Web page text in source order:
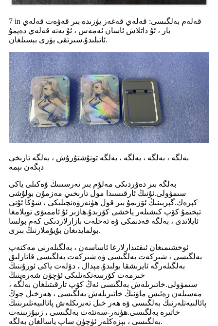
7 in قەلەم بەلگىسى: قەلەي قەغەز يۈزىدە بىر قەۋەت قەلەي
بار ، ئۇ داتلاش ئاسان ئەمەس ، ئۇ يەنە قەلەي دەپمۇ
ئاتىلىدۇ.سىرتقى يۈزى بېسىلغان.
بەلگە ، بەلگە ، بەلگە ، بەلگە تونۇشتۇرۇش ، بەلگە تارىخى
دېگەن نېمە
بەلگە بىر دەۋردىكى مەلۇم بىر نەرسىنىڭ ۋەكىلى ياكى
سىمۋولى.ئۇنىڭ ئارقىسىدا مول تارىخىي مەزمۇن بولۇشى
كېرەك.گېربىنىڭ ئۆزىمۇ بىر قول ھۈنەرۋەنچىلىكى ، شۇڭا ئۇنى
تېخىمۇ كۆپ كىشىلەر ياخشى كۆرىدۇ.ھازىر ئۇ ئاممىۋى توپلامغا
ئايلاندى ، بەلگە قەدىمكى ۋە ئەخلەت بازارلاردىكى كەم بولسا
بولمايدىغان بۇيۇملارنىڭ بىرى.
ئوخشىمىغان ئىقتىدارلارغا ئاساسەن ، بەلگىلەرنى مەكتەپ
بەلگىسى ، شىركەت بەلگىسى ۋە شىركەت بەلگىسى قاتارلىق
بەلگىلەرگە ئايرىشقا بولىدۇ.مېدال ، دۆلەت ياكى ئورۇننىڭ
خىزمەت كۆرسەتكەنلىكى ئۈچۈن شەرەپنىڭ
سىمۋولى.خاتىرىلەش بەلگىسى ئەڭ كۆپ تارقىتىلغان بەلگە ،
مەسىلەن رەئىس ماۋنىڭ خاتىرىلەش بەلگىسى ، ھەرخىل چوڭ
پائالىيەتلەرنىڭ بەلگىسى ۋە ھەر خىل تەبرىكلەش پائالىيەتلىرىنىڭ
خاتىرە بەلگىسى.ھۈنەر-سەنئەت بەلگىسى ، زىبۇزىننەت
بەلگىسى ، بېزەكلەر ئۈچۈن ساپ ياسالغان بەلگە.